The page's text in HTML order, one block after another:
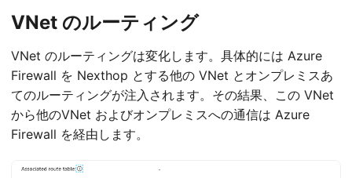
VNet のルーティング
VNet のルーティングは変化します。具体的には Azure
Firewall を Nexthop とする他の VNet とオンプレミスあ
てのルーティングが注入されます。その結果、この VNet
から他のVNet およびオンプレミスへの通信は Azure
Firewall を経由します。